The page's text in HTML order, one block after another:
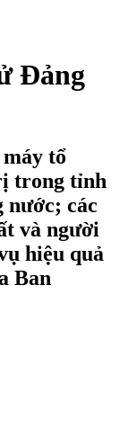
Đảng
tổ
trong tỉnh
nước; các
và người
hiệu quả
Ban